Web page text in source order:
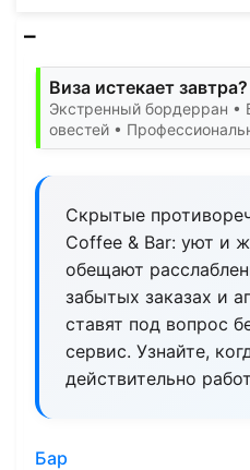
Виза истекает
Экстренный бордерран •
овестей •
Скрытые
Coffee & Bar: уют и
обещают
забытых заказах и
ставят под вопрос
сервис. Узнайте,
действительно
Бар